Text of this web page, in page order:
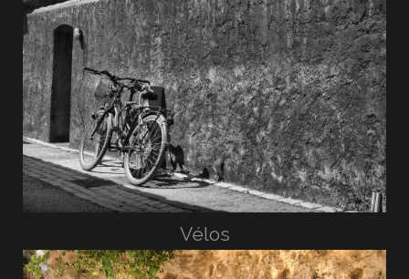
Vélos